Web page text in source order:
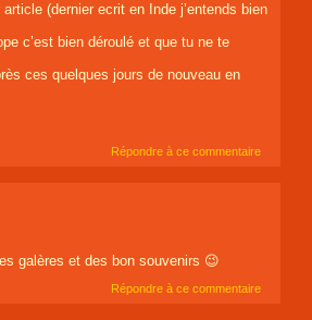
(dernier ecrit en Inde j’entends bien
c’est bien déroulé et que tu ne te
ces quelques jours de nouveau en
Répondre à ce commentaire
galères et des bon souvenirs 😉
Répondre à ce commentaire